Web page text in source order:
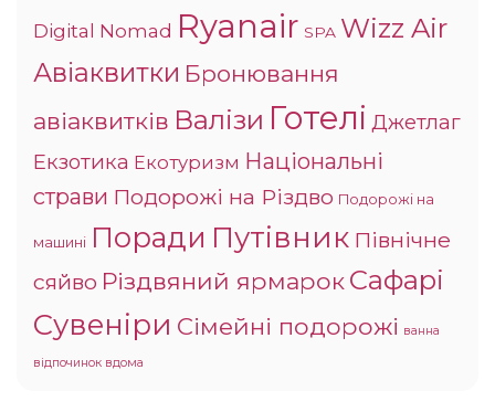
Digital Nomad Ryanair SPA Wizz Air
Авіаквитки Бронювання
авіаквитків Валізи Готелі Джетлаг
Екзотика Екотуризм Національні
страви Подорожі на Різдво Подорожі на
машині Поради Путівник Північне
сяйво Різдвяний ярмарокСафарі
Сувеніри Сімейні подорожі ванна
відпочинок вдома